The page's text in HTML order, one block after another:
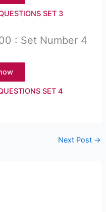
SET 3
: Set Number 4
SET 4
Next Post →